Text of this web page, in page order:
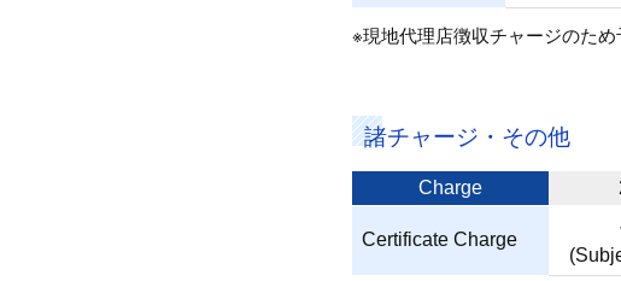
※現地代理店徴収チャージのため
諸チャージ・その他
Charge
Certificate Charge